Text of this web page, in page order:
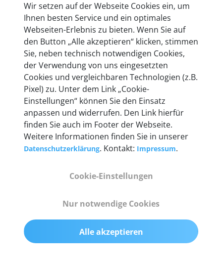
entwickeln wir unsere Produkte am Standort in
Berlin laufend weiter. Auf diese Qualität vertrauen
heute mehr als 60.000 Privatkunden und
Unternehmen.
Technische Details &
Lieferumfang
55 mm x 25 mm x 12 mm
200 g
Wir setzen auf der Webseite Cookies ein, um
Ihnen besten Service und ein optimales
Webseiten-Erlebnis zu bieten. Wenn Sie auf
den Button „Alle akzeptieren“ klicken, stimmen
Sie, neben technisch notwendigen Cookies,
der Verwendung von uns eingesetzten
Cookies und vergleichbaren Technologien (z.B.
Pixel) zu. Unter dem Link „Cookie-
Einstellungen“ können Sie den Einsatz
anpassen und widerrufen. Den Link hierfür
finden Sie auch im Footer der Webseite.
Weitere Informationen finden Sie in unserer
Datenschutzerklärung. Kontakt: Impressum.
Cookie-Einstellungen
Nur notwendige Cookies
Alle akzeptieren